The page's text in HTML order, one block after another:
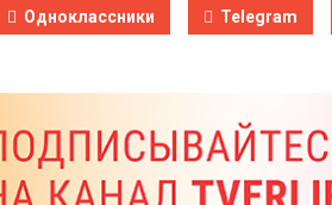
Одноклассники Telegram